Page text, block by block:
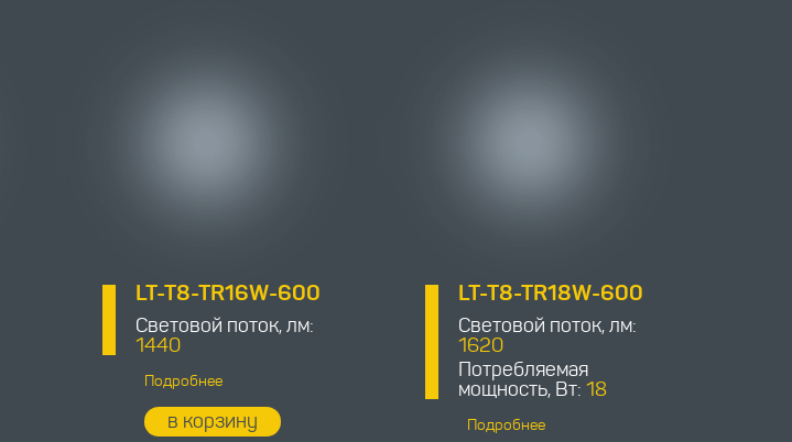
LT-T8-TR16W-600
Световой поток, лм:
1440
Подробнее
в корзину
LT-T8-TR18W-600
Световой поток, лм:
1620
Потребляемая
мощность, Вт: 18
Подробнее